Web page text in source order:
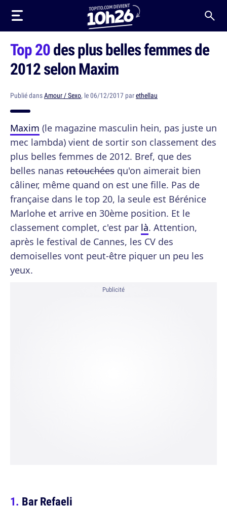
Top 20des plus belles femmes de
2012 selon Maxim
Publié dansAmour / Sexo, le 06/12/2017 parethellau
Maxim (le magazine masculin hein, pas juste un
mec lambda) vient de sortir son classement des
plus belles femmes de 2012. Bref, que des
belles nanas retouchées qu'on aimerait bien
câliner, même quand on est une fille. Pas de
française dans le top 20, la seule est Bérénice
Marlohe et arrive en 30ème position. Et le
classement complet, c'est par là. Attention,
après le festival de Cannes, les CV des
demoiselles vont peut-être piquer un peu les
yeux.
Publicité
Bar Refaeli